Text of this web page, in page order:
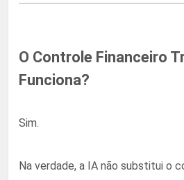
O Controle Financeiro
Funciona?
Sim.
Na verdade, a IA não substitui o